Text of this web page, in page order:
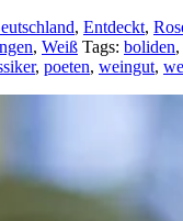
, Entdeckt,
, Weiß Tags: boliden,
, poeten, weingut,